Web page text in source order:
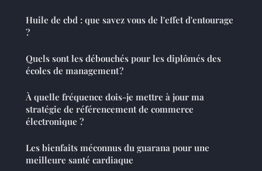
Huile de cbd : que savez vous de l'effet d'entourage
?
Quels sont les débouchés pour les diplômés des
écoles de management ?
À quelle fréquence dois-je mettre à jour ma
stratégie de référencement de commerce
électronique ?
Les bienfaits méconnus du guarana pour une
meilleure santé cardiaque